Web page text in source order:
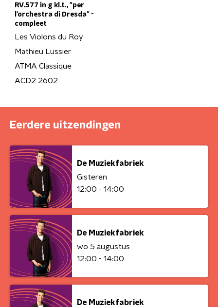
RV.577 in g kl.t., "per
l'orchestra di Dresda" -
compleet
Les Violons du Roy
Mathieu Lussier
ATMA Classique
ACD2 2602
Eerdere uitzendingen
De Muziekfabriek
Gisteren
12:00 - 14:00
De Muziekfabriek
wo 5 augustus
12:00 - 14:00
De Muziekfabriek